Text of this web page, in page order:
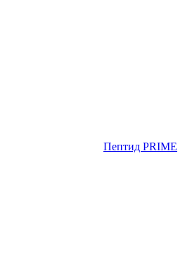
Пептид PRIME